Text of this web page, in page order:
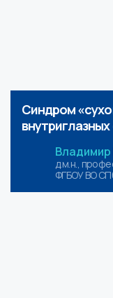
Синдром
Владимир
д.м.н.,
ФГБОУ ВО